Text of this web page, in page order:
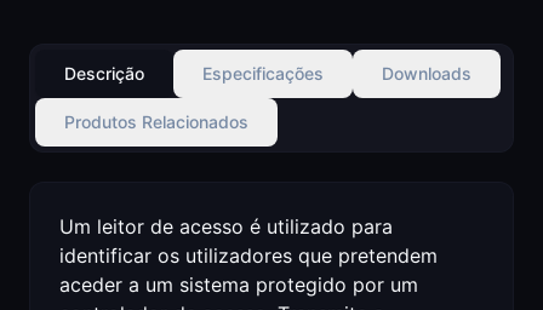
Descrição Especificações Downloads
Produtos Relacionados
Um leitor de acesso é utilizado para
identificar os utilizadores que pretendem
aceder a um sistema protegido por um